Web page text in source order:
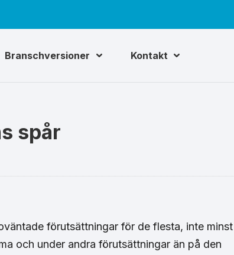
Branschversioner Kontakt
spår
förutsättningar för de flesta, inte minst
och under andra förutsättningar än på den